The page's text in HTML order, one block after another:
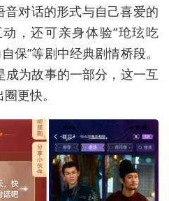
对话的形式与自己喜爱的
，还可亲身体验“玱玹吃
保”等剧中经典剧情桥段。
为故事的一部分，这一互
更快。